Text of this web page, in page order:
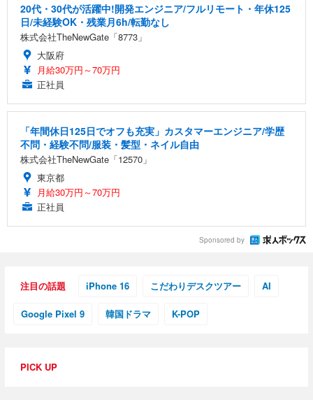
20代・30代が活躍中!開発エンジニア/フルリモート・年休125
日/未経験OK・残業月6h/転勤なし
株式会社TheNewGate「8773」
大阪府
月給30万円～70万円
正社員
「年間休日125日でオフも充実」カスタマーエンジニア/学歴
不問・経験不問/服装・髪型・ネイル自由
株式会社TheNewGate「12570」
東京都
月給30万円～70万円
正社員
Sponsored by
注目の話題 iPhone 16 こだわりデスクツアー AI
Google Pixel 9 韓国ドラマ K-POP
PICK UP